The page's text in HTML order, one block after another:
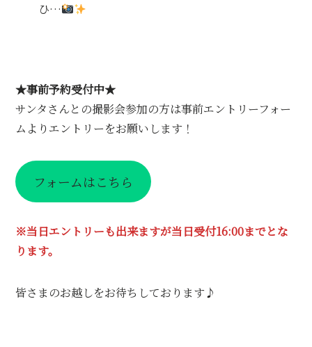
ひ…
★事前予約受付中★
サンタさんとの撮影会参加の方は事前エントリーフォー
ムよりエントリーをお願いします！
フォームはこちら
※当日エントリーも出来ますが当日受付16:00までとな
ります。
皆さまのお越しをお待ちしております♪